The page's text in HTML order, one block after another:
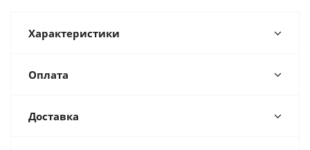
Характеристики
Оплата
Доставка